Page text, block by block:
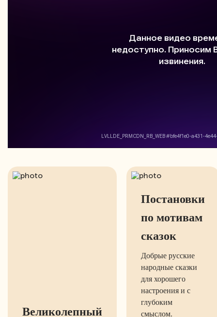
Великолепный
Постановки
по мотивам
сказок
Добрые русские
народные сказки
для хорошего
настроения и с
глубоким
смыслом.